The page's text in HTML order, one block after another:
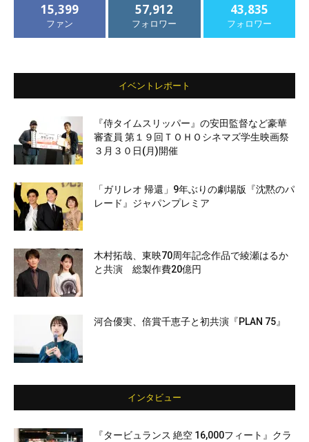
15,399
ファン
57,912
フォロワー
43,835
フォロワー
イベントレポート
『侍タイムスリッパー』の安田監督など豪華
審査員 第１９回ＴＯＨＯシネマズ学生映画祭
３月３０日(月)開催
「ガリレオ 帰還」9年ぶりの劇場版『沈黙のパ
レード』ジャパンプレミア
木村拓哉、東映70周年記念作品で綾瀬はるか
と共演 総製作費20億円
河合優実、倍賞千恵子と初共演『PLAN 75』
インタビュー
『タービュランス 絶空 16,000フィート』クラ